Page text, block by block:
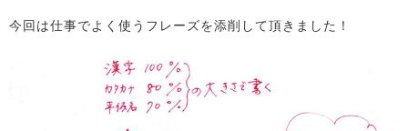
今回は仕事でよく使うフレーズを添削して頂きました！